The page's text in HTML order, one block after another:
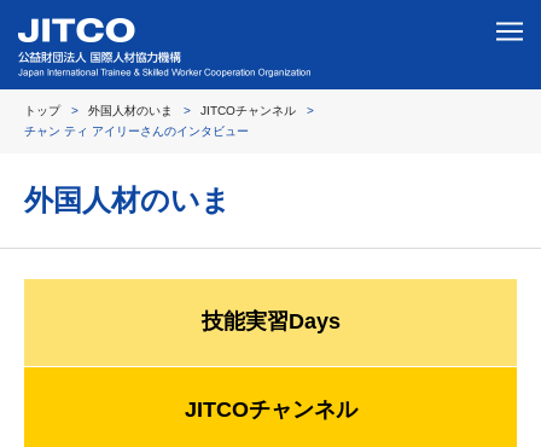
トップ 外国人材のいま
JITCOチャンネル
チャン ティ アイリーさんのインタビュー
外国人材のいま
技能実習Days
JITCOチャンネル